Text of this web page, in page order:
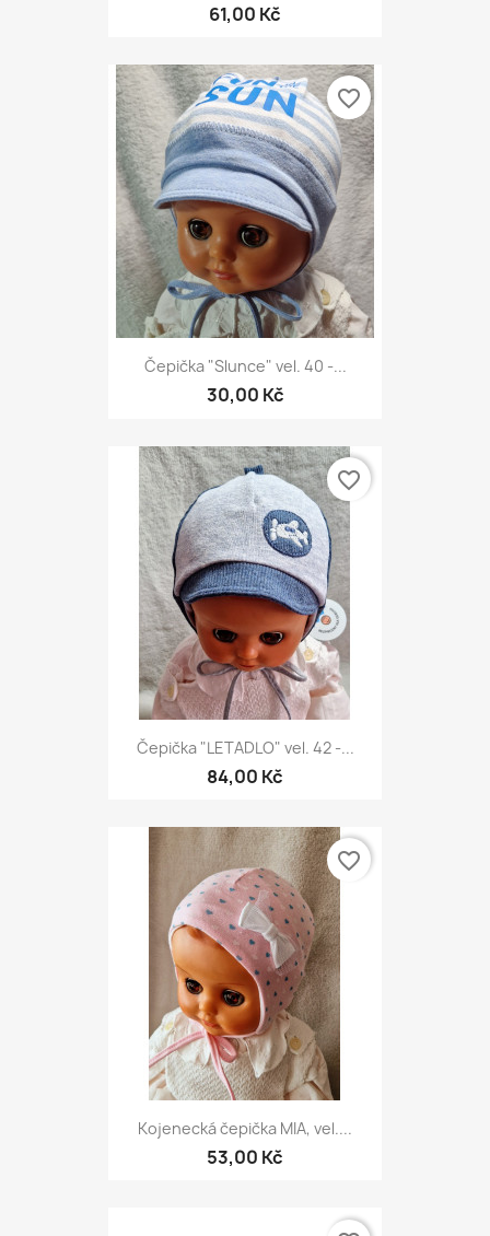
61,00 Kč
Čepička "Slunce" vel. 40 -...
30,00 Kč
favorite_border
Čepička "LETADLO" vel. 42 -...
84,00 Kč
favorite_border
Kojenecká čepička MIA, vel....
53,00 Kč
favorite_border